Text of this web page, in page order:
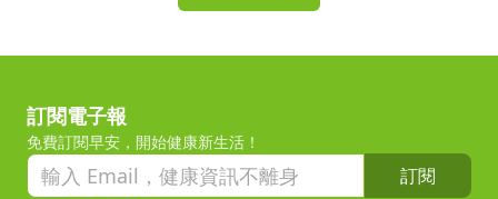
訂閱電子報
免費訂閱早安，開始健康新生活！
訂閱